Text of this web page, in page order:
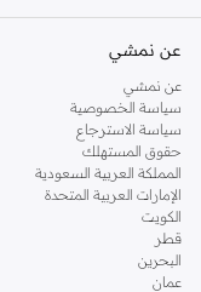
عن نمشي
عن نمشي
سياسة الخصوصية
سياسة الاسترجاع
حقوق المستهلك
المملكة العربية السعودية
الإمارات العربية المتحدة
الكويت
قطر
البحرين
عمان